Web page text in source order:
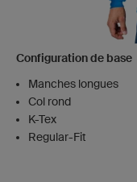
Configuration de base
Manches longues
Col rond
K-Tex
Regular-Fit